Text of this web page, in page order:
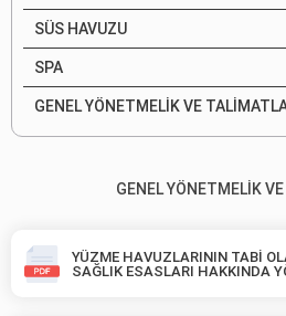
SÜS HAVUZU
SPA
GENEL YÖNETMELİK VE
GENEL YÖNETMELİK
YÜZME HAVUZLARININ TABİ
SAĞLIK ESASLARI HAKKINDA